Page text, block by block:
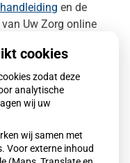
en de
Uw Zorg online
speciale ‘feedback’
Uw ervaringen
informatie
cookies
zodat deze
analytische
wij uw
wij samen met
Voor externe inhoud